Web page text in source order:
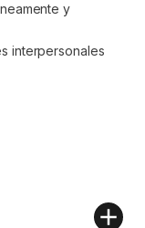
y
interpersonales